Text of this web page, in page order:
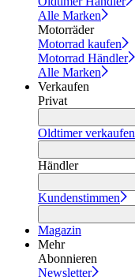
Alle Marken
Motorräder
Motorrad kaufen
Motorrad Händler
Alle Marken
Verkaufen
Privat
Oldtimer verkaufen
Händler
Kundenstimmen
Magazin
Mehr
Abonnieren
Newsletter